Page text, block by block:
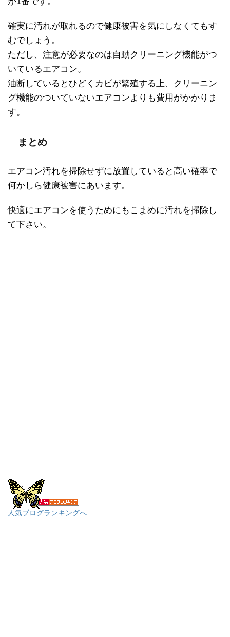
確実に汚れが取れるので健康被害を気にしなくてもす
むでしょう。
ただし、注意が必要なのは自動クリーニング機能がつ
いているエアコン。
油断しているとひどくカビが繁殖する上、クリーニン
グ機能のついていないエアコンよりも費用がかかりま
す。
まとめ
エアコン汚れを掃除せずに放置していると高い確率で
何かしら健康被害にあいます。
快適にエアコンを使うためにもこまめに汚れを掃除し
て下さい。
人気ブログランキングへ